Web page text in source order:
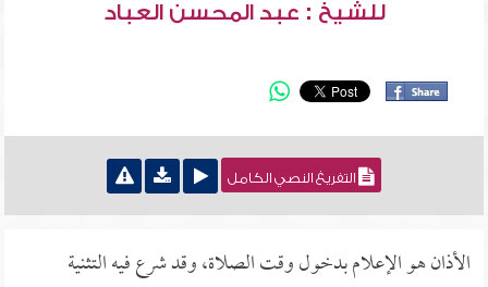
للشيخ : عبد المحسن العباد
التفريغ النصي الكامل
الأذان هو الإعلام بدخول وقت الصلاة، وقد شرع فيه التثنية